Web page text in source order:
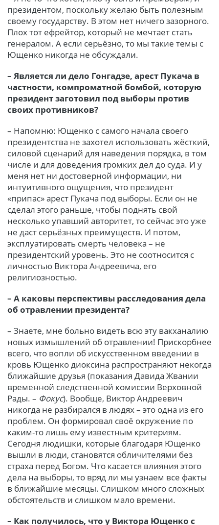
президентом, поскольку желаю быть полезным
своему государству. В этом нет ничего зазорного.
Плох тот ефрейтор, который не мечтает стать
генералом. А если серьёзно, то мы такие темы с
Ющенко никогда не обсуждали.
– Является ли дело Гонгадзе, арест Пукача в
частности, компроматной бомбой, которую
президент заготовил под выборы против
своих противников?
– Напомню: Ющенко с самого начала своего
президентства не захотел использовать жёсткий,
силовой сценарий для наведения порядка, в том
числе и для доведения громких дел до суда. И у
меня нет ни достоверной информации, ни
интуитивного ощущения, что президент
«припас» арест Пукача под выборы. Если он не
сделал этого раньше, чтобы поднять свой
несколько упавший авторитет, то сейчас это уже
не даст серьёзных преимуществ. И потом,
эксплуатировать смерть человека – не
президентский уровень. Это не соотносится с
личностью Виктора Андреевича, его
религиозностью.
– А каковы перспективы расследования дела
об отравлении президента?
– Знаете, мне больно видеть всю эту вакханалию
новых измышлений об отравлении! Прискорбнее
всего, что вопли об искусственном введении в
кровь Ющенко диоксина распространяют некогда
ближайшие друзья (показания Давида Жвании
временной следственной комиссии Верховной
Рады. – Фокус). Вообще, Виктор Андреевич
никогда не разбирался в людях – это одна из его
проблем. Он формировал своё окружение по
каким-то лишь ему известным критериям.
Сегодня людишки, которые благодаря Ющенко
вышли в люди, становятся обличителями без
страха перед Богом. Что касается влияния этого
дела на выборы, то вряд ли мы узнаем все факты
в ближайшие месяцы. Слишком много сложных
обстоятельств и слишком мало времени.
– Как получилось, что у Виктора Ющенко с